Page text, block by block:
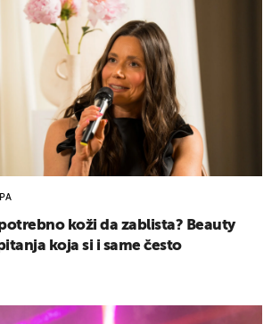
koži da zablista? Beauty
koja si i same često